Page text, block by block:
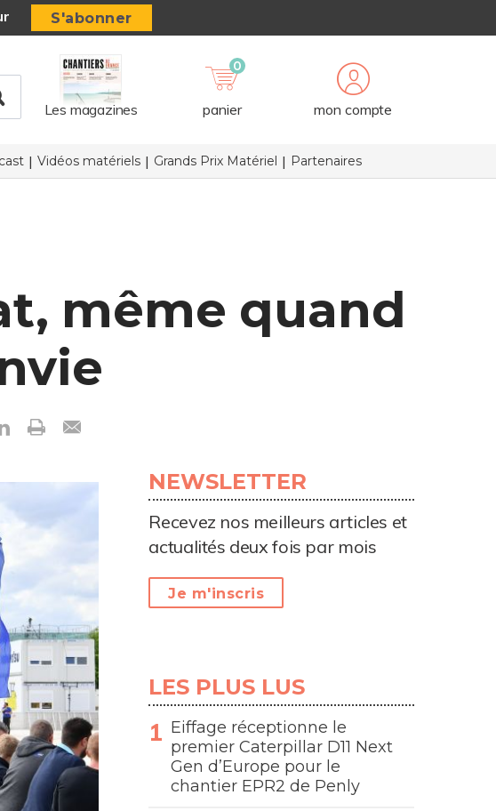
S'abonner
Les magazines
0
panier mon compte
Vidéos matériels Grands Prix Matériel Partenaires
même quand
NEWSLETTER
Recevez nos meilleurs articles et
actualités deux fois par mois
Je m'inscris
LES PLUS LUS
Eiffage réceptionne le
premier Caterpillar D11 Next
Gen d’Europe pour le
chantier EPR2 de Penly